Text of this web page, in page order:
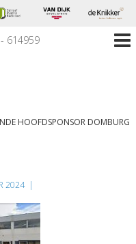
614959
HOOFDSPONSOR DOMBURG
2024 |